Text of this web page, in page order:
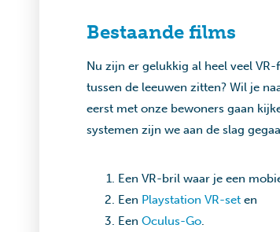
Bestaande films
Nu zijn er gelukkig al heel veel
tussen de leeuwen zitten? Wil je
eerst met onze bewoners gaan
systemen zijn we aan de slag
Een VR-bril waar je een
Een Playstation VR-set en
Een Oculus-Go.